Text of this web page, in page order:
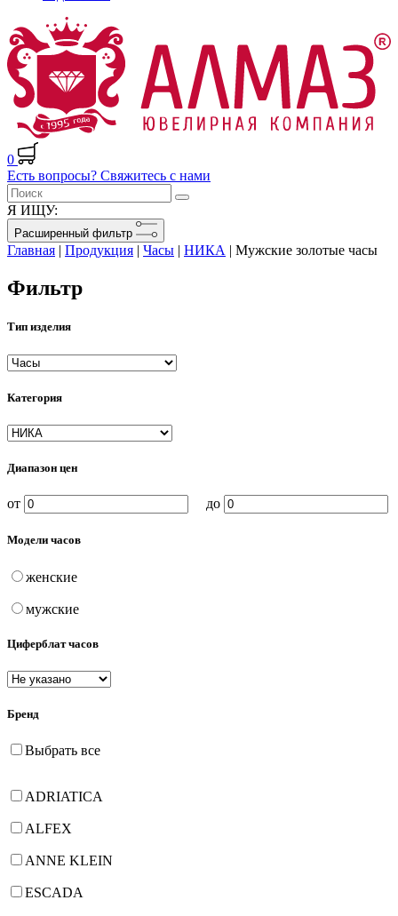
0
Есть вопросы? Свяжитесь с нами
Я ИЩУ:
Расширенный фильтр
Главная | Продукция | Часы | НИКА | Мужские золотые часы
Фильтр
Тип изделия
Категория
Диапазон цен
от до
Модели часов
женские
мужские
Циферблат часов
Бренд
Выбрать все
ADRIATICA
ALFEX
ANNE KLEIN
ESCADA